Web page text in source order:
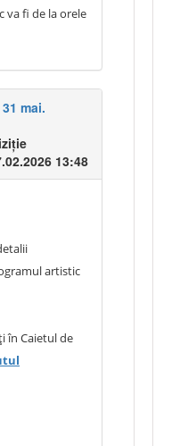
Akord;
Țepeș;
muzică
Petru
acestui
va fi de la orele
mai.
13:48
artistic
în Caietul de
colective
locale
instituții